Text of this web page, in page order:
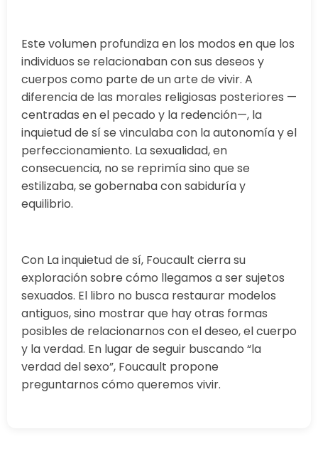
Este volumen profundiza en los modos en que los
individuos se relacionaban con sus deseos y
cuerpos como parte de un arte de vivir. A
diferencia de las morales religiosas posteriores —
centradas en el pecado y la redención—, la
inquietud de sí se vinculaba con la autonomía y el
perfeccionamiento. La sexualidad, en
consecuencia, no se reprimía sino que se
estilizaba, se gobernaba con sabiduría y
equilibrio.
Con La inquietud de sí, Foucault cierra su
exploración sobre cómo llegamos a ser sujetos
sexuados. El libro no busca restaurar modelos
antiguos, sino mostrar que hay otras formas
posibles de relacionarnos con el deseo, el cuerpo
y la verdad. En lugar de seguir buscando “la
verdad del sexo”, Foucault propone
preguntarnos cómo queremos vivir.